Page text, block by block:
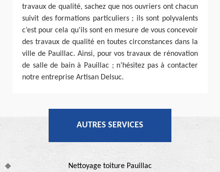
travaux de qualité, sachez que nos ouvriers ont chacun
suivit des formations particuliers ; ils sont polyvalents
c’est pour cela qu’ils sont en mesure de vous concevoir
des travaux de qualité en toutes circonstances dans la
ville de Pauillac. Ainsi, pour vos travaux de rénovation
de salle de bain à Pauillac ; n’hésitez pas à contacter
notre entreprise Artisan Delsuc.
AUTRES SERVICES
Nettoyage toiture Pauillac